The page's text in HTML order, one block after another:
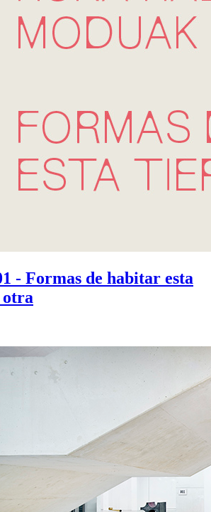
- Formas de habitar esta